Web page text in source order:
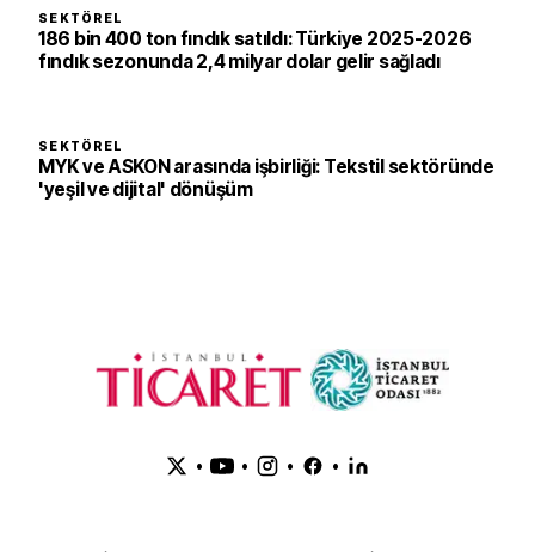
SEKTÖREL
186 bin 400 ton fındık satıldı: Türkiye 2025-2026
fındık sezonunda 2,4 milyar dolar gelir sağladı
SEKTÖREL
MYK ve ASKON arasında işbirliği: Tekstil sektöründe
'yeşil ve dijital' dönüşüm
• • • •